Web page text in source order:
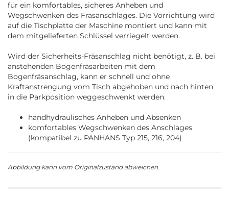
für ein komfortables, sicheres Anheben und
Wegschwenken des Fräsanschlages. Die Vorrichtung wird
auf die Tischplatte der Maschine montiert und kann mit
dem mitgelieferten Schlüssel verriegelt werden.
Wird der Sicherheits-Fräsanschlag nicht benötigt, z. B. bei
anstehenden Bogenfräsarbeiten mit dem
Bogenfräsanschlag, kann er schnell und ohne
Kraftanstrengung vom Tisch abgehoben und nach hinten
in die Parkposition weggeschwenkt werden.
handhydraulisches Anheben und Absenken
komfortables Wegschwenken des Anschlages
(kompatibel zu PANHANS Typ 215, 216, 204)
Abbildung kann vom Originalzustand abweichen.